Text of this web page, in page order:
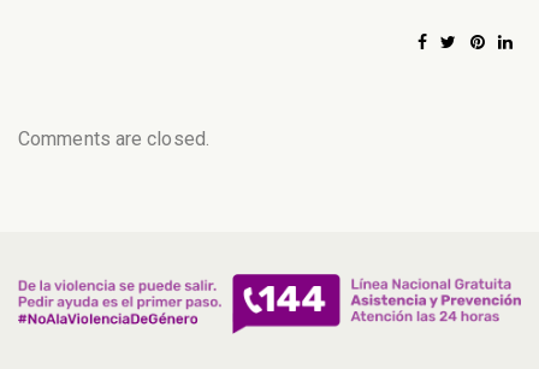
Comments are closed.